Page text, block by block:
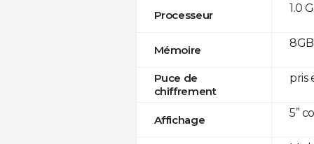
Processeur
Mémoire
Puce de
chiffrement
Affichage
1.0
pris
5”